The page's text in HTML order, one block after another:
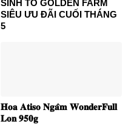
SINH TỐ GOLDEN FARM
SIÊU ƯU ĐÃI CUỐI THÁNG
5
𝐇𝐨𝐚 𝐀𝐭𝐢𝐬𝐨 𝐍𝐠𝐚̂𝐦 𝐖𝐨𝐧𝐝𝐞𝐫𝐅𝐮𝐥𝐥
𝐋𝐨𝐧 𝟗𝟓𝟎𝐠